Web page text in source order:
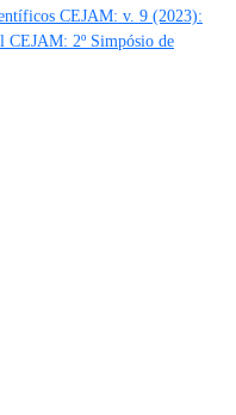
CEJAM: v. 9 (2023):
CEJAM: 2º Simpósio de